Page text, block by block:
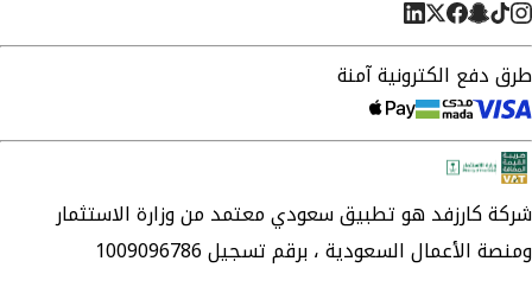
طرق دفع الكترونية آمنة
شركةكارزفدهو تطبيق سعودي معتمد من وزارة الاستثمار
ومنصة الأعمال السعودية ،برقم تسجيل 1009096786